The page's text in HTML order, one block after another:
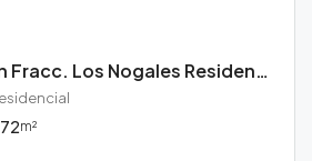
Casa en Venta en Fracc. Los Nogales Residencial Durango
m²